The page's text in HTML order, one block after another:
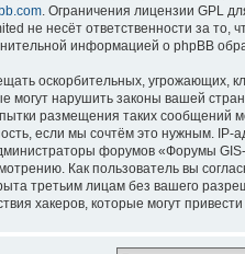
. Ограничения лицензии GPL
не несёт ответственности за то,
информацией о phpBB
оскорбительных, угрожающих,
могут нарушить законы вашей
размещения таких сообщений
если мы сочтём это нужным.
форумов «Форумы
Как пользователь вы
третьим лицам без вашего
хакеров, которые могут